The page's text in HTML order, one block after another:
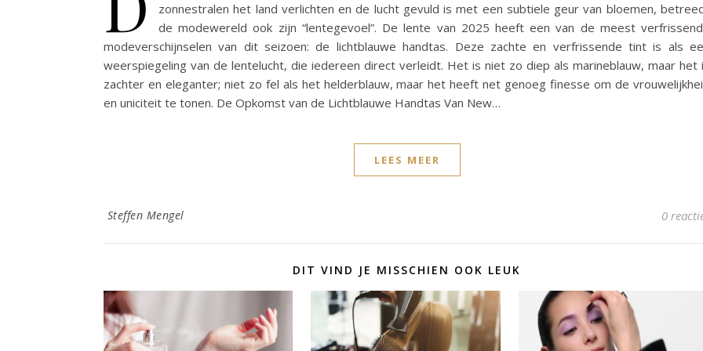
zonnestralen het land verlichten en de lucht gevuld is met een subtiele geur van bloemen,
de modewereld ook zijn “lentegevoel”. De lente van 2025 heeft een van de meest
modeverschijnselen van dit seizoen: de lichtblauwe handtas. Deze zachte en verfrissende tint is als
weerspiegeling van de lentelucht, die iedereen direct verleidt. Het is niet zo diep als marineblauw, maar het
zachter en eleganter; niet zo fel als het helderblauw, maar het heeft net genoeg finesse om de
en uniciteit te tonen. De Opkomst van de Lichtblauwe Handtas Van New…
LEES MEER
Steffen Mengel 0
DIT VIND JE MISSCHIEN OOK LEUK